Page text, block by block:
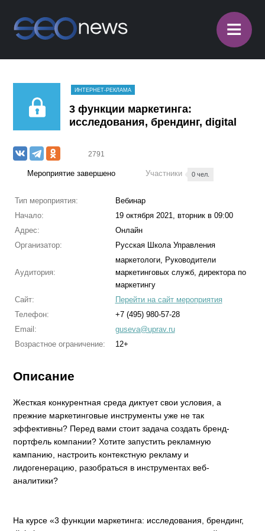
≡
ИНТЕРНЕТ-РЕКЛАМА
3 функции маркетинга:
исследования, брендинг, digital
2791
Мероприятие завершено Участники 0 чел.
Тип мероприятия:
Вебинар
Начало:
19 октября 2021, вторник в 09:00
Адрес:
Онлайн
Организатор:
Русская Школа Управления
Аудитория:
маркетологи, Руководители
маркетинговых служб, директора по
маркетингу
Сайт:
Перейти на сайт мероприятия
Телефон:
+7 (495) 980-57-28
Email:
guseva@uprav.ru
Возрастное ограничение:
12+
Описание
Жесткая конкурентная среда диктует свои условия, а
прежние маркетинговые инструменты уже не так
эффективны? Перед вами стоит задача создать бренд-
портфель компании? Хотите запустить рекламную
кампанию, настроить контекстную рекламу и
лидогенерацию, разобраться в инструментах веб-
аналитики?
На курсе «3 функции маркетинга: исследования, брендинг,